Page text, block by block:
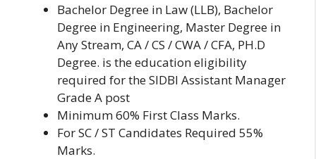
Bachelor Degree in Law (LLB), Bachelor
Degree in Engineering, Master Degree in
Any Stream, CA / CS / CWA / CFA, PH.D
Degree. is the education eligibility
required for the SIDBI Assistant Manager
Grade A post
Minimum 60% First Class Marks.
For SC / ST Candidates Required 55%
Marks.